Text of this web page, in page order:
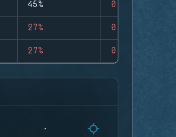
45% 0
27% 0
27% 0